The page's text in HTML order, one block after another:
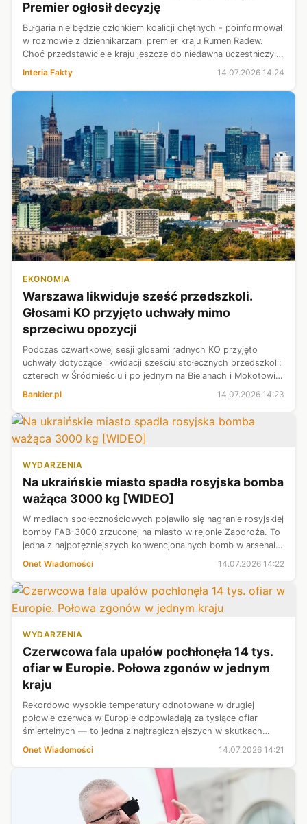
Premier ogłosił decyzję
Bułgaria nie będzie członkiem koalicji chętnych - poinformował
w rozmowie z dziennikarzami premier kraju Rumen Radew.
Choć przedstawiciele kraju jeszcze do niedawna uczestniczyli
w spotkaniach sojuszu, zabrakło ich podczas
poniedziałkowego szczytu w ...
Interia Fakty 14.07.2026 14:24
EKONOMIA
Warszawa likwiduje sześć przedszkoli.
Głosami KO przyjęto uchwały mimo
sprzeciwu opozycji
Podczas czwartkowej sesji głosami radnych KO przyjęto
uchwały dotyczące likwidacji sześciu stołecznych przedszkoli:
czterech w Śródmieściu i po jednym na Bielanach i Mokotowie.
Przeciw głosowali radni PiS oraz przedstawiciele Lewicy,
Miasto Jest Nasz...
Bankier.pl 14.07.2026 14:23
WYDARZENIA
Na ukraińskie miasto spadła rosyjska bomba
ważąca 3000 kg [WIDEO]
W mediach społecznościowych pojawiło się nagranie rosyjskiej
bomby FAB-3000 zrzuconej na miasto w rejonie Zaporoża. To
jedna z najpotężniejszych konwencjonalnych bomb w arsenale
Kremla.
Onet Wiadomości 14.07.2026 14:22
WYDARZENIA
Czerwcowa fala upałów pochłonęła 14 tys.
ofiar w Europie. Połowa zgonów w jednym
kraju
Rekordowo wysokie temperatury odnotowane w drugiej
połowie czerwca w Europie odpowiadają za tysiące ofiar
śmiertelnych — to jedna z najtragiczniejszych w skutkach
katastrof klimatycznych na kontynencie. Z danych Politico
Onet Wiadomości 14.07.2026 14:21